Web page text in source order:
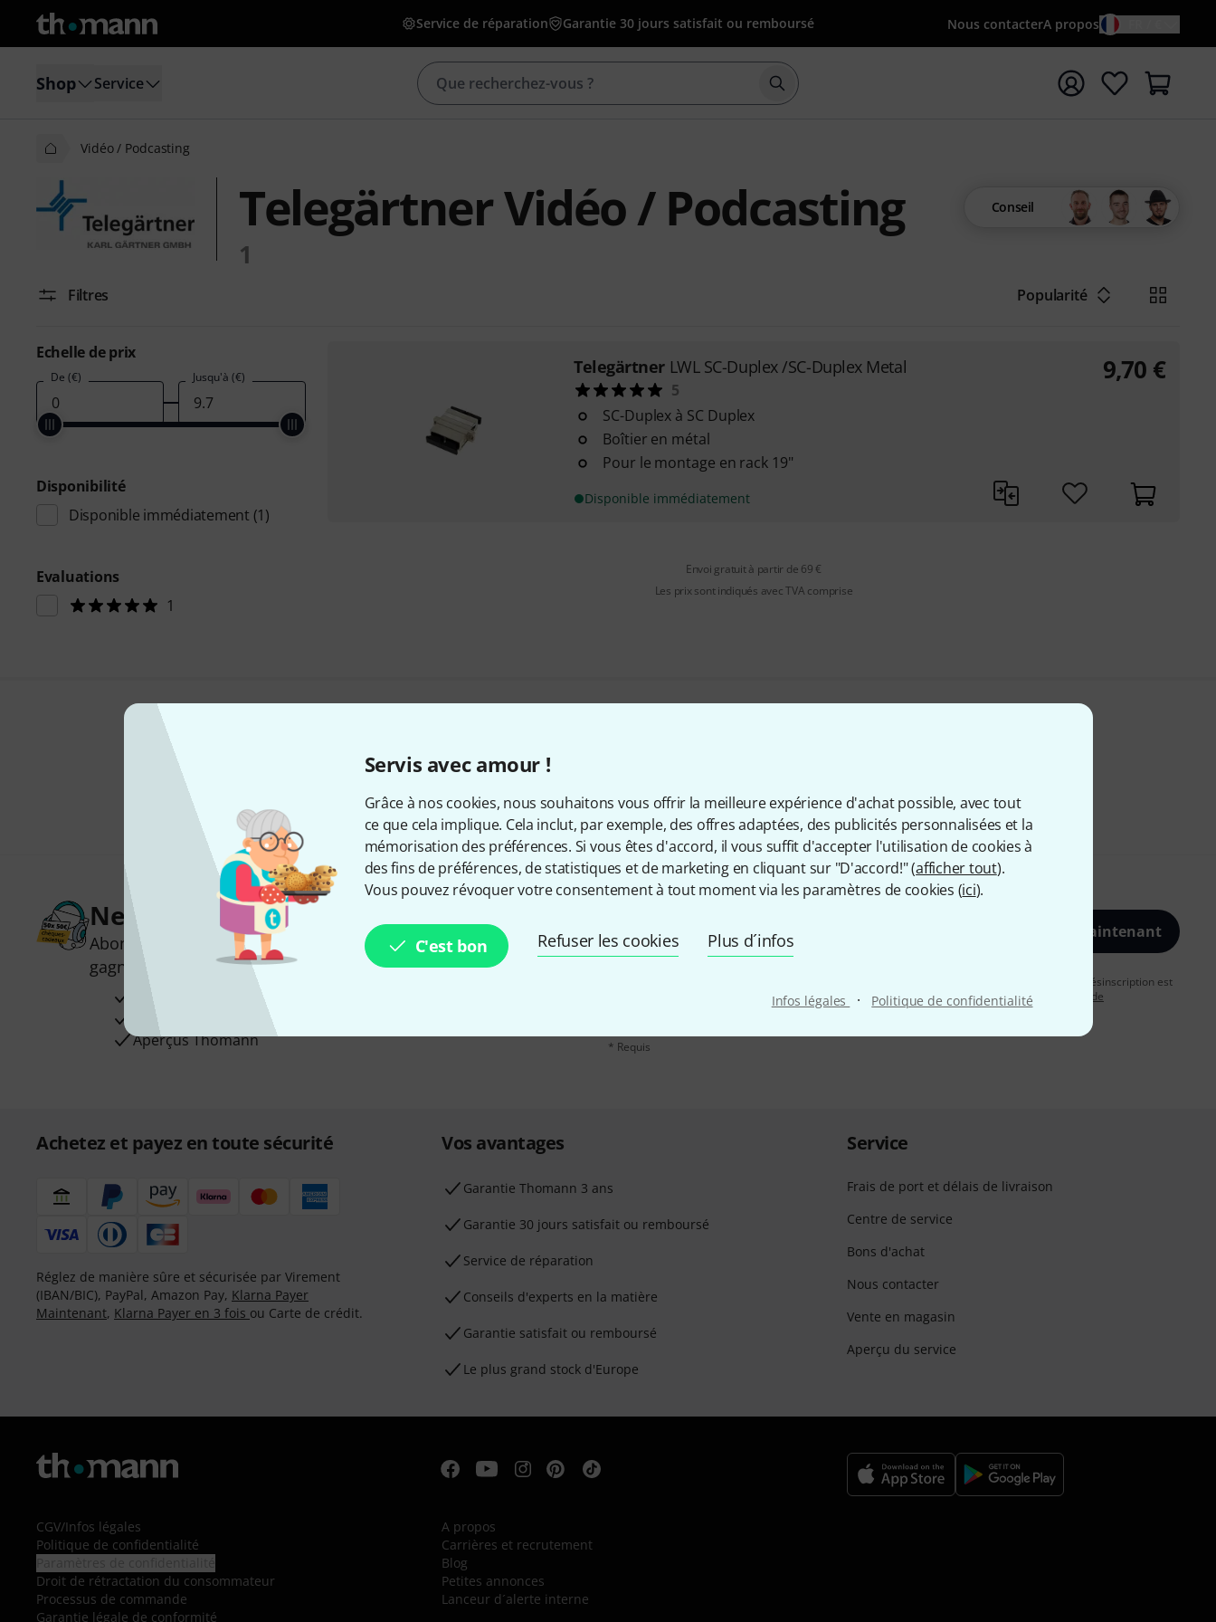
Servis avec amour !
Grâce à nos cookies, nous souhaitons vous offrir la meilleure expérience d'achat possible, avec tout
ce que cela implique. Cela inclut, par exemple, des offres adaptées, des publicités personnalisées et la
mémorisation des préférences. Si vous êtes d'accord, il vous suffit d'accepter l'utilisation de cookies à
des fins de préférences, de statistiques et de marketing en cliquant sur "D'accord!" (afficher tout).
Vous pouvez révoquer votre consentement à tout moment via les paramètres de cookies (ici).
C'est bon Refuser les cookies Plus d´infos
Infos légales · Politique de confidentialité
Service de réparation Garantie 30 jours satisfait ou remboursé Nous contacterA propos
Shop Service Démarrer la recherche avec le terme de recherche
Vidéo / Podcasting
Telegärtner Vidéo / Podcasting
1
Conseil
Filtres Popularité
Echelle de prix
De (€) Jusqu'à (€)
Disponibilité
Disponible immédiatement (1)
Evaluations
1
Telegärtner LWL SC-Duplex /SC-Duplex Metal
5
SC-Duplex à SC Duplex
Boîtier en métal
Pour le montage en rack 19"
Disponible immédiatement
9,70 €
Envoi gratuit à partir de 69 €
Les prix sont indiqués avec TVA comprise
Newsletters Thomann
Abonnez-vous à la newsletter Thomann et, avec un peu de chance,
gagnez l'un des 50 bons d'achat d'une valeur de 50 € chacun!
Aperçus Thomann
Adresse e-mail S'inscrire maintenant
En cliquant sur "S'inscrire maintenant", vous acceptez de recevoir des publicités par e-mail. La désinscription est
possible à tout moment. Vous pouvez trouver plus d'informations à ce sujet dans notre
Politique de
* Requis
Achetez et payez en toute sécurité
Réglez de manière sûre et sécurisée par Virement
(IBAN/BIC), PayPal, Amazon Pay, Klarna Payer
Maintenant, Klarna Payer en 3 fois ou Carte de crédit.
Vos avantages
Ga­ran­tie Thomann 3 ans
Garantie 30 jours satisfait ou remboursé
Service de réparation
Conseils d'experts en la matière
Garantie satisfait ou remboursé
Le plus grand stock d'Europe
Service
Frais de port et délais de livraison
Centre de service
Bons d'achat
Nous contacter
Vente en magasin
Aperçu du service
CGV/Infos légales
Politique de confidentialité
Droit de rétractation du consommateur
Processus de commande
Garantie légale de conformité
A propos
Carrières et recrutement
Blog
Petites annonces
Lanceur d´alerte interne